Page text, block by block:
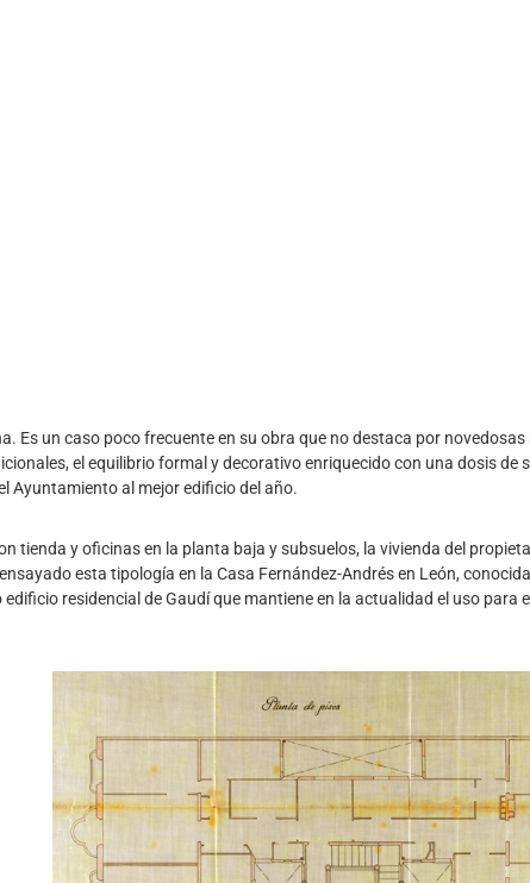
Es un caso poco frecuente en su obra que no destaca por
el equilibrio formal y decorativo enriquecido con una dosis de
Ayuntamiento al mejor edificio del año.
tienda y oficinas en la planta baja y subsuelos, la vivienda del
esta tipología en la Casa Fernández-Andrés en León,
residencial de Gaudí que mantiene en la actualidad el uso para